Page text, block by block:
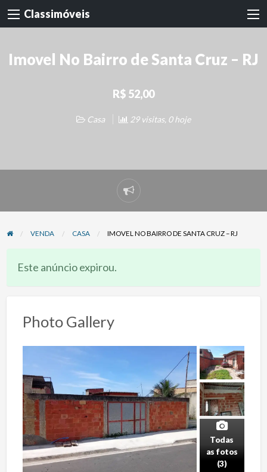
Classimóveis
Imovel No Bairro de Santa Cruz – RJ
R$ 52,00
Casa 29 visitas, 0 hoje
Denunciar
problema
VENDA CASA IMOVEL NO BAIRRO DE SANTA CRUZ – RJ
Este anúncio expirou.
Photo Gallery
Todas
as fotos
(3)